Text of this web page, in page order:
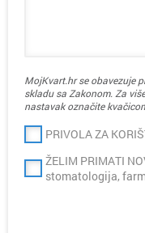
MojKvart.hr se obavezuje
skladu sa Zakonom. Za
nastavak označite
PRIVOLA ZA
ŽELIM PRIMATI
stomatologija,